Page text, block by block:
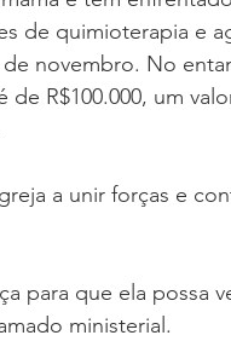
de quimioterapia e
de novembro. No
R$100.000, um
a unir forças e
para que ela possa
ministerial.